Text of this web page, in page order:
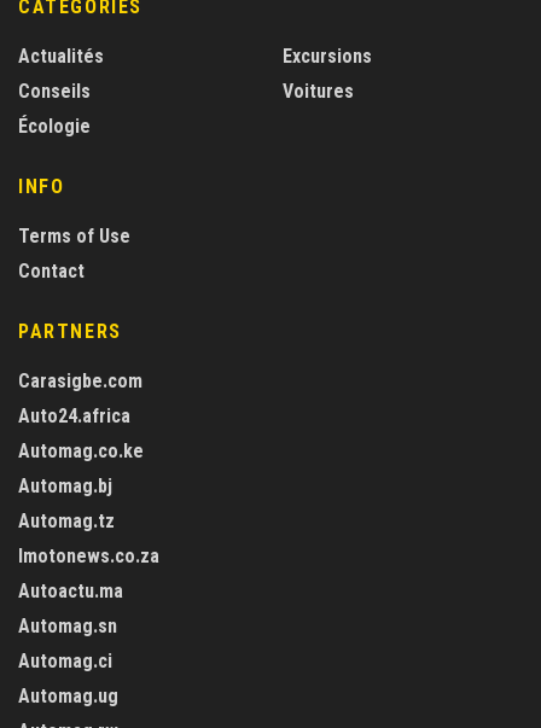
CATÉGORIES
Actualités
Conseils
Écologie
Excursions
Voitures
INFO
Terms of Use
Contact
PARTNERS
Carasigbe.com
Auto24.africa
Automag.co.ke
Automag.bj
Automag.tz
Imotonews.co.za
Autoactu.ma
Automag.sn
Automag.ci
Automag.ug